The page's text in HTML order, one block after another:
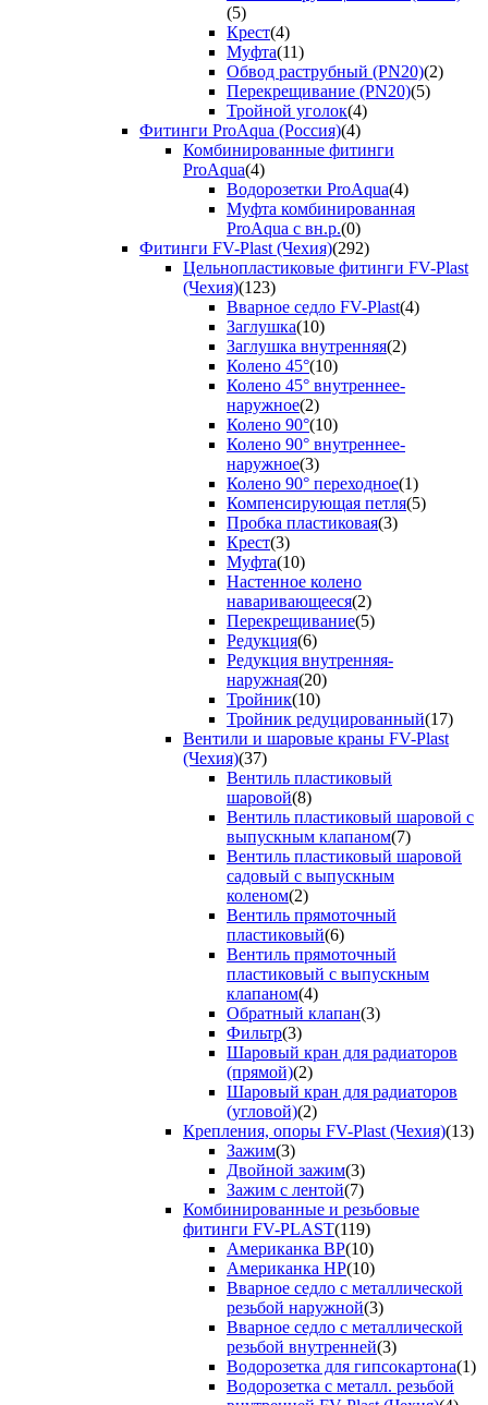
(5)
Крест(4)
Муфта(11)
Обвод раструбный (PN20)(2)
Перекрещивание (PN20)(5)
Тройной уголок(4)
Фитинги ProAqua (Россия)(4)
Комбинированные фитинги
ProAqua(4)
Водорозетки ProAqua(4)
Муфта комбинированная
ProAqua с вн.р.(0)
Фитинги FV-Plast (Чехия)(292)
Цельнопластиковые фитинги FV-Plast
(Чехия)(123)
Вварное седло FV-Plast(4)
Заглушка(10)
Заглушка внутренняя(2)
Колено 45°(10)
Колено 45° внутреннее-
наружное(2)
Колено 90°(10)
Колено 90° внутреннее-
наружное(3)
Колено 90° переходное(1)
Компенсирующая петля(5)
Пробка пластиковая(3)
Крест(3)
Муфта(10)
Настенное колено
наваривающееся(2)
Перекрещивание(5)
Редукция(6)
Редукция внутренняя-
наружная(20)
Тройник(10)
Тройник редуцированный(17)
Вентили и шаровые краны FV-Plast
(Чехия)(37)
Вентиль пластиковый
шаровой(8)
Вентиль пластиковый шаровой с
выпускным клапаном(7)
Вентиль пластиковый шаровой
садовый с выпускным
коленом(2)
Вентиль прямоточный
пластиковый(6)
Вентиль прямоточный
пластиковый с выпускным
клапаном(4)
Обратный клапан(3)
Фильтр(3)
Шаровый кран для радиаторов
(прямой)(2)
Шаровый кран для радиаторов
(угловой)(2)
Крепления, опоры FV-Plast (Чехия)(13)
Зажим(3)
Двойной зажим(3)
Зажим с лентой(7)
Комбинированные и резьбовые
фитинги FV-PLAST(119)
Американка ВР(10)
Американка НР(10)
Вварное седло с металлической
резьбой наружной(3)
Вварное седло с металлической
резьбой внутренней(3)
Водорозетка для гипсокартона(1)
Водорозетка с металл. резьбой